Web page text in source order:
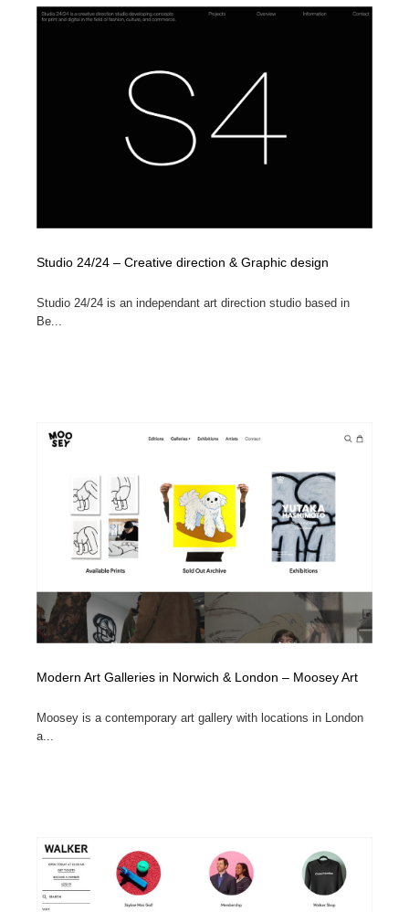
Studio 24/24 – Creative direction & Graphic design
Studio 24/24 is an independant art direction studio based in
Be...
Modern Art Galleries in Norwich & London – Moosey Art
Moosey is a contemporary art gallery with locations in London
a...